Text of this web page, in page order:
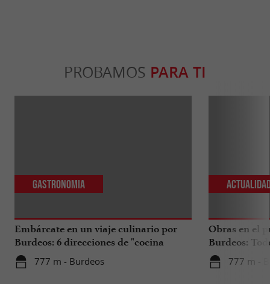
PROBAMOS PARA TI
Embárcate en un viaje culinario por
Burdeos: 6 direcciones de "cocina
internacional"
777 m - Burdeos
Gastronomia
Obras en el
Burdeos:
tus viajes en
777 m -